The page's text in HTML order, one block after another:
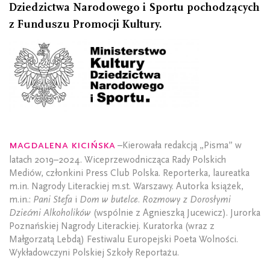
Dziedzictwa Narodowego i Sportu pochodzących
z Funduszu Promocji Kultury.
Magdalena Kicińska –Kierowała redakcją „Pisma” w
latach 2019–2024. Wiceprzewodnicząca Rady Polskich
Mediów, członkini Press Club Polska. Reporterka, laureatka
m.in. Nagrody Literackiej m.st. Warszawy. Autorka książek,
m.in.: Pani Stefa i Dom w butelce. Rozmowy z Dorosłymi
Dziećmi Alkoholików (wspólnie z Agnieszką Jucewicz). Jurorka
Poznańskiej Nagrody Literackiej. Kuratorka (wraz z
Małgorzatą Lebdą) Festiwalu Europejski Poeta Wolności.
Wykładowczyni Polskiej Szkoły Reportażu.